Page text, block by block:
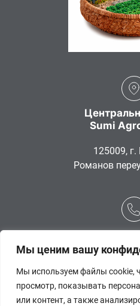
Мы ценим вашу
Мы используем файлы cookie,
просмотр, показывать
или контент, а также
Sumi
125009,
Романов
Поиск